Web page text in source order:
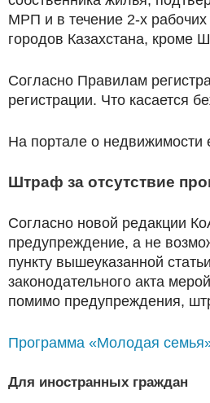
МРП и в течение 2-х
городов Казахстана, кроме
Согласно Правилам
регистрации. Что касается
На портале о недвижимости
Штраф за отсутствие
Согласно новой редакции
предупреждение, а не
пункту вышеуказанной
законодательного акта
помимо предупреждения,
Программа «Молодая
Для иностранных граждан